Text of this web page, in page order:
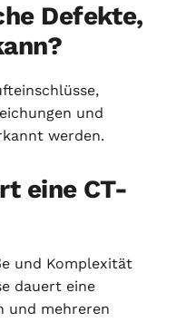
Defekte,
und
werden.
eine CT-
und Komplexität
dauert eine
und mehreren